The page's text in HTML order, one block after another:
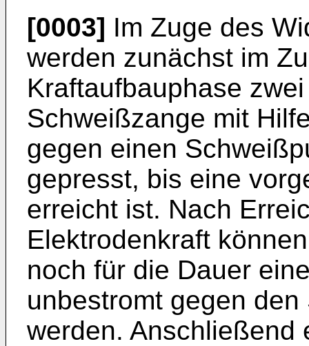
[0003] Im Zuge des
werden zunächst im
Kraftaufbauphase
Schweißzange mit
gegen einen
gepresst, bis eine
erreicht ist. Nach
Elektrodenkraft
noch für die Dauer
unbestromt gegen
werden. Anschließend